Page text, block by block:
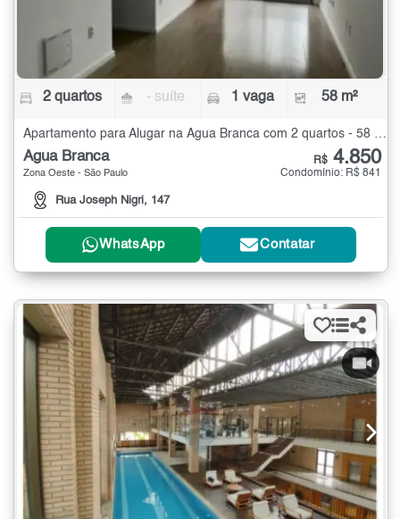
2 quartos - suíte 1 vaga 58 m²
Apartamento para Alugar na Água Branca com 2 quartos - 58 m²
Água Branca
Zona Oeste - São Paulo
Rua Joseph Nigri, 147
R$ 4.850
Condomínio: R$ 841
WhatsApp Contatar